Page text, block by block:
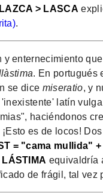
> LASCA
.
y enternecimiento
. En portugués
se dice miseratio, y
latín
haciéndonos
es de locos!
= "cama mullida"
LÁSTIMA equivaldría
de frágil, tal vez